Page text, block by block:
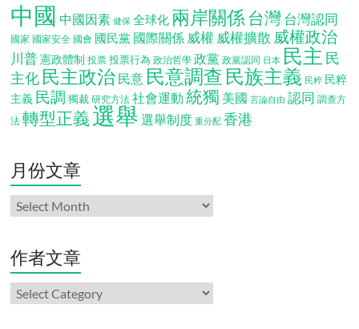
中國 中國因素 健保 全球化 兩岸關係 台灣台灣認同
國家 國家安全 國會 國民黨 國際關係 威權 威權擴散 威權政治
川普 憲政體制 投票 投票行為 政治哲學 政黨 政黨認同 日本 民主 民
主化 民主政治 民意 民意調查 民族主義 民粹 民粹
主義 民調 獨裁 研究方法 社會運動 統獨 美國 言論自由 認同 調查方
法 轉型正義 選舉 選舉制度 重分配 香港
月份文章
月
份
章
作者文章
作
者